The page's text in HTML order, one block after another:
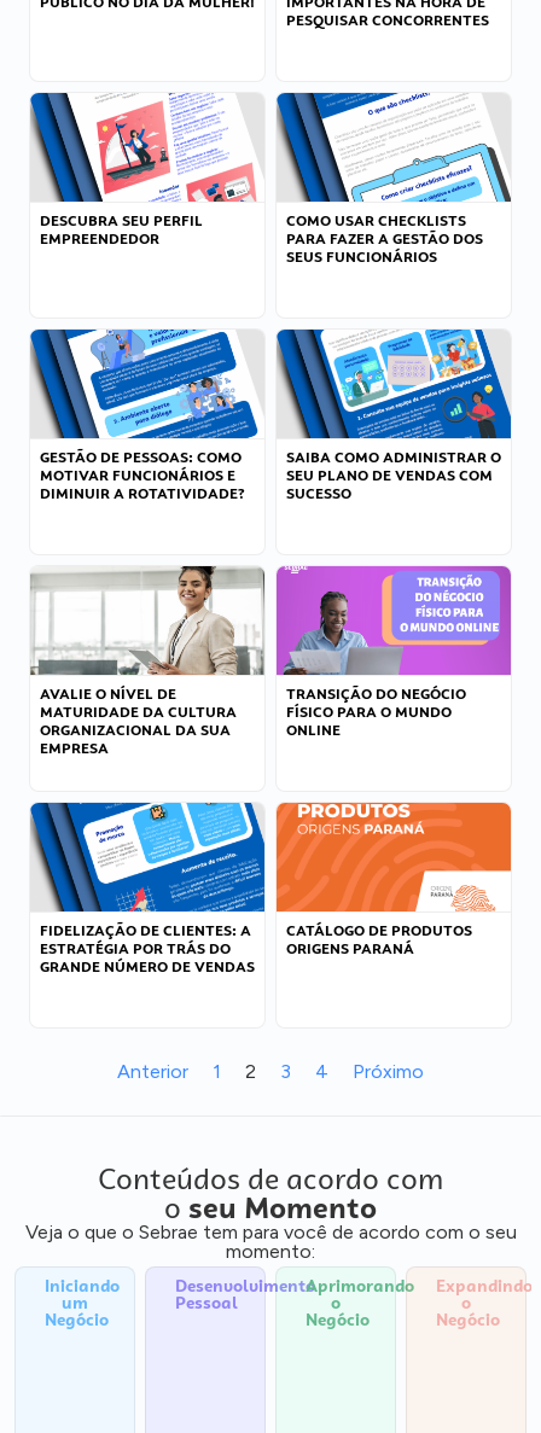
PESQUISAR CONCORRENTES
DESCUBRA SEU PERFIL
EMPREENDEDOR
COMO USAR CHECKLISTS
PARA FAZER A GESTÃO DOS
SEUS FUNCIONÁRIOS
GESTÃO DE PESSOAS: COMO
MOTIVAR FUNCIONÁRIOS E
DIMINUIR A ROTATIVIDADE?
SAIBA COMO ADMINISTRAR O
SEU PLANO DE VENDAS COM
SUCESSO
AVALIE O NÍVEL DE
MATURIDADE DA CULTURA
ORGANIZACIONAL DA SUA
EMPRESA
TRANSIÇÃO DO NEGÓCIO
FÍSICO PARA O MUNDO
ONLINE
FIDELIZAÇÃO DE CLIENTES: A
ESTRATÉGIA POR TRÁS DO
GRANDE NÚMERO DE VENDAS
CATÁLOGO DE PRODUTOS
ORIGENS PARANÁ
Anterior 1 2 3 4 Próximo
Conteúdos de acordo com
o seu Momento
Veja o que o Sebrae tem para você de acordo com o seu
momento:
Iniciando
um
Negócio
Desenvolvimento
Pessoal
Aprimorando
o
Negócio
Expandindo
o
Negócio